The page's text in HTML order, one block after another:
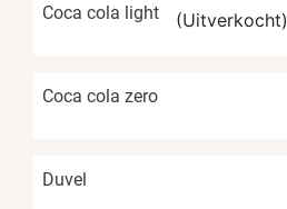
Coca cola light (Uitverkocht)
Coca cola zero
Duvel